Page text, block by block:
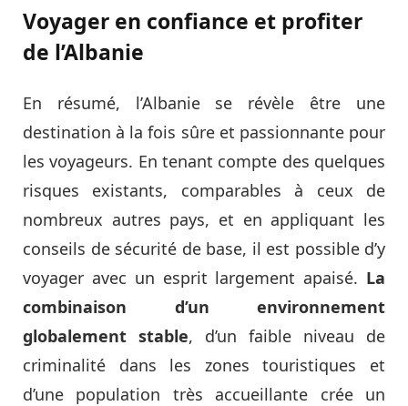
Voyager en confiance et profiter
de l’Albanie
En résumé, l’Albanie se révèle être une
destination à la fois sûre et passionnante pour
les voyageurs. En tenant compte des quelques
risques existants, comparables à ceux de
nombreux autres pays, et en appliquant les
conseils de sécurité de base, il est possible d’y
voyager avec un esprit largement apaisé. La
combinaison d’un environnement
globalement stable, d’un faible niveau de
criminalité dans les zones touristiques et
d’une population très accueillante crée un